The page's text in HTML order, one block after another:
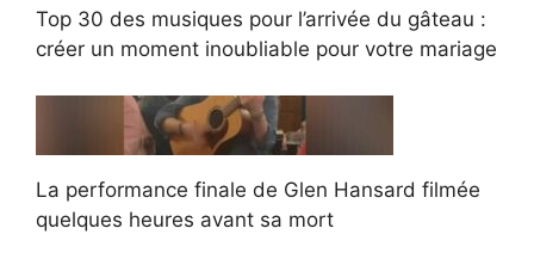
Top 30 des musiques pour l’arrivée du gâteau :
créer un moment inoubliable pour votre mariage
La performance finale de Glen Hansard filmée
quelques heures avant sa mort